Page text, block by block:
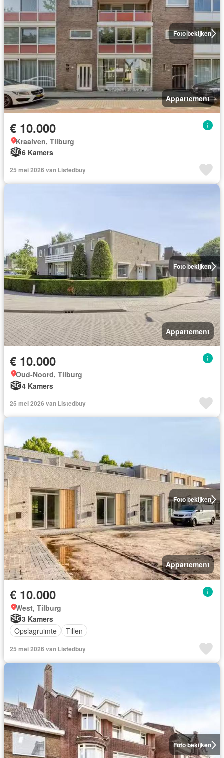
Foto bekijken
Appartement
€ 10.000
Kraaiven, Tilburg
6 Kamers
25 mei 2026 van Listedbuy
Foto bekijken
Appartement
€ 10.000
Oud-Noord, Tilburg
4 Kamers
25 mei 2026 van Listedbuy
Foto bekijken
Appartement
€ 10.000
West, Tilburg
3 Kamers
Opslagruimte
Tillen
25 mei 2026 van Listedbuy
Foto bekijken